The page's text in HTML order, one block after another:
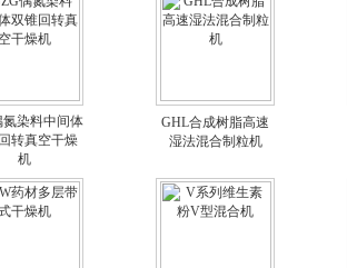
氮染料中间体
转真空干燥
机
GHL合成树脂高速
湿法混合制粒机